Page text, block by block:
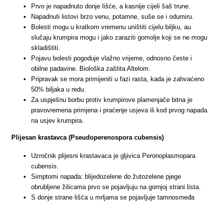
Prvo je napadnuto donje lišće, a kasnije cijeli šaš trune.
Napadnuti listovi brzo venu, potamne, suše se i odumiru.
Bolesti mogu u kratkom vremenu uništiti cijelu biljku, au
slučaju krumpira mogu i jako zaraziti gomolje koji se ne mogu
skladištiti.
Pojavu bolesti pogoduje vlažno vrijeme, odnosno česte i
obilne padavine. Biološka zaštita Altelom.
Pripravak se mora primijeniti u fazi rasta, kada je zahvaćeno
50% biljaka u redu.
Za uspješnu borbu protiv krumpirove plamenjače bitna je
pravovremena primjena i praćenje usjeva ili kod prvog napada
na usjev krumpira.
Plijesan krastavca (Pseudoperenospora cubensis)
Uzročnik plijesni krastavaca je gljivica Peronoplasmopara
cubensis.
Simptomi napada: blijedozelene do žutozelene pjege
obrubljene žilicama prvo se pojavljuju na gornjoj strani lista.
S donje strane lišća u mrljama se pojavljuje tamnosmeđa